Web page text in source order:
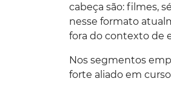
cabeça são: filmes,
nesse formato
fora do contexto de
Nos segmentos
forte aliado em